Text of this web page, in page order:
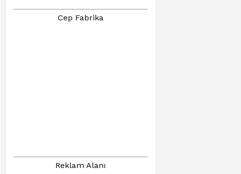
Cep Fabrika
Reklam Alanı